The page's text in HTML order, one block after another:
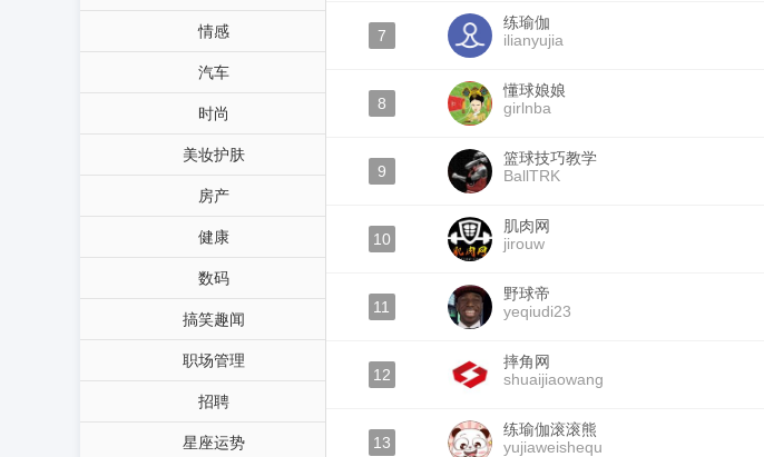
情感
汽车
时尚
美妆护肤
房产
健康
数码
搞笑趣闻
职场管理
招聘
星座运势
7
练瑜伽
ilianyujia
8
懂球娘娘
girlnba
9
篮球技巧教学
BallTRK
10
肌肉网
jirouw
11
野球帝
yeqiudi23
12
摔角网
shuaijiaowang
13
练瑜伽滚滚熊
yujiaweishequ